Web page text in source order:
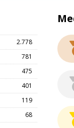
2.778
781
475
401
119
68